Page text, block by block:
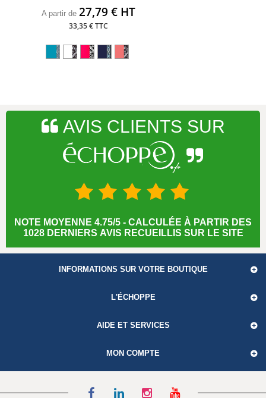
A partir de27,79 € HT
33,35 € TTC
NOTE MOYENNE 4.75/5 - CALCULÉE À PARTIR DES
1028 DERNIERS AVIS RECUEILLIS SUR LE SITE
INFORMATIONS SUR VOTRE BOUTIQUE
L'ÉCHOPPE
AIDE ET SERVICES
MON COMPTE